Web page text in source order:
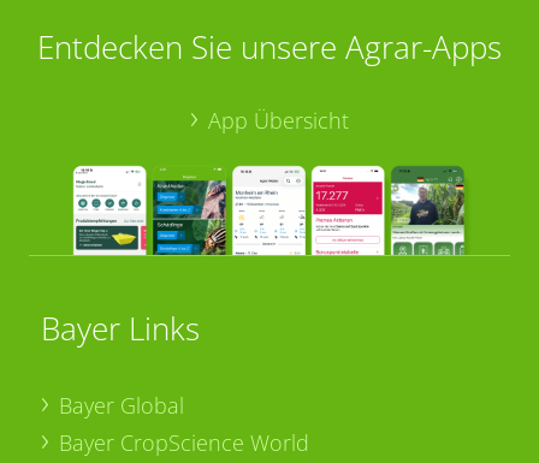
Entdecken Sie unsere Agrar-Apps
App Übersicht
Bayer Links
Bayer Global
Bayer CropScience World